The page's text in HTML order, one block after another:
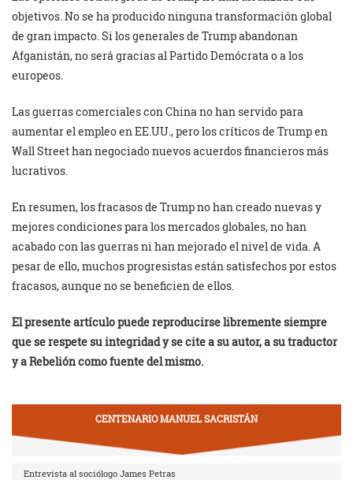
objetivos. No se ha producido ninguna transformación global
de gran impacto. Si los generales de Trump abandonan
Afganistán, no será gracias al Partido Demócrata o a los
europeos.
Las guerras comerciales con China no han servido para
aumentar el empleo en EE.UU., pero los críticos de Trump en
Wall Street han negociado nuevos acuerdos financieros más
lucrativos.
En resumen, los fracasos de Trump no han creado nuevas y
mejores condiciones para los mercados globales, no han
acabado con las guerras ni han mejorado el nivel de vida. A
pesar de ello, muchos progresistas están satisfechos por estos
fracasos, aunque no se beneficien de ellos.
El presente artículo puede reproducirse libremente siempre
que se respete su integridad y se cite a su autor, a su traductor
y a Rebelión como fuente del mismo.
CENTENARIO MANUEL SACRISTÁN
Entrevista al sociólogo James Petras